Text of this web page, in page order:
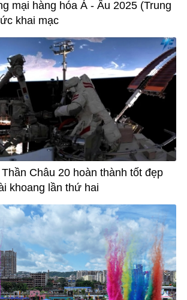
mại hàng hóa Á - Âu 2025 (Trung
khai mạc
Châu 20 hoàn thành tốt đẹp
khoang lần thứ hai